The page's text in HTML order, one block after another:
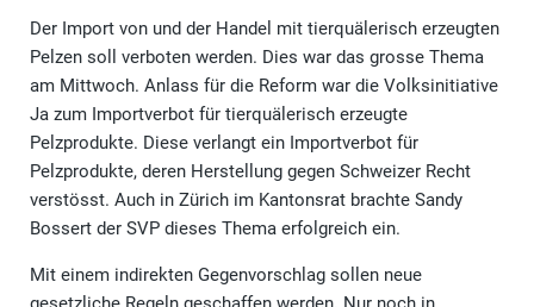
Der Import von und der Handel mit tierquälerisch erzeugten
Pelzen soll verboten werden. Dies war das grosse Thema
am Mittwoch. Anlass für die Reform war die Volksinitiative
Ja zum Importverbot für tierquälerisch erzeugte
Pelzprodukte. Diese verlangt ein Importverbot für
Pelzprodukte, deren Herstellung gegen Schweizer Recht
verstösst. Auch in Zürich im Kantonsrat brachte Sandy
Bossert der SVP dieses Thema erfolgreich ein.
Mit einem indirekten Gegenvorschlag sollen neue